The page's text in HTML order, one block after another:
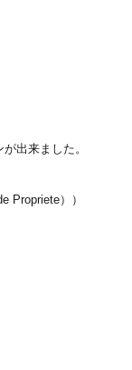
出来ました。
Propriete））